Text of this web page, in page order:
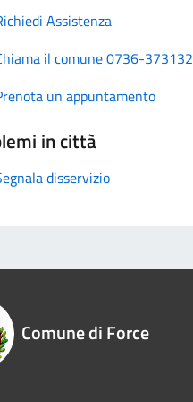
Assistenza
il comune 0736-373132
un appuntamento
in città
disservizio
Comune di Force